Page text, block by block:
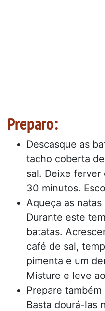
Preparo:
Descasque as
tacho coberta
sal. Deixe
30 minutos.
Aqueça as
Durante este
batatas.
café de sal,
pimenta e um
Misture e leve
Prepare
Basta dourá-las